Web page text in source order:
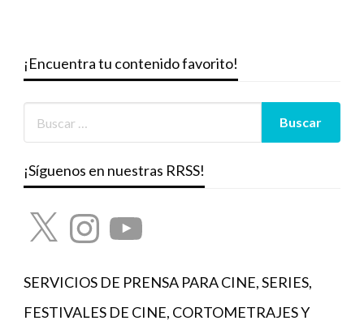
¡Encuentra tu contenido favorito!
¡Síguenos en nuestras RRSS!
X InstagramYouTube
SERVICIOS DE PRENSA PARA CINE, SERIES,
FESTIVALES DE CINE, CORTOMETRAJES Y